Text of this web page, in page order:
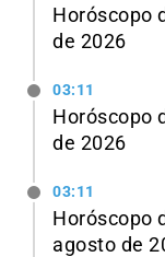
Horóscopo
de 2026
03:11
Horóscopo
de 2026
03:11
Horóscopo
agosto de